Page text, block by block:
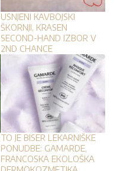
USNJENI KAVBOJSKI
ŠKORNJI, KRASEN
SECOND-HAND IZBOR V
2ND CHANCE
TO JE BISER LEKARNIŠKE
PONUDBE: GAMARDE,
FRANCOSKA EKOLOŠKA